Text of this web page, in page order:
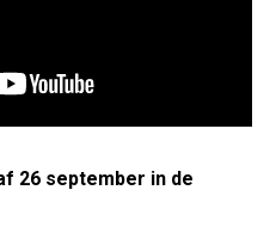
26 september in de